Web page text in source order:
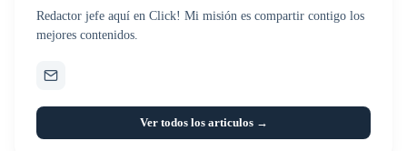
Redactor jefe aquí en Click! Mi misión es compartir contigo los
mejores contenidos.
Ver todos los articulos →